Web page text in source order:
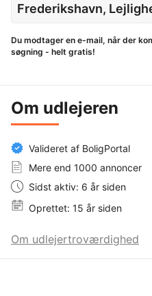
Frederikshavn,
Du modtager en e-mail, når der
søgning - helt gratis!
Om udlejeren
Valideret af BoligPortal
Mere end 1000 annoncer
Sidst aktiv: 6 år siden
Oprettet: 15 år siden
Om udlejertroværdighed